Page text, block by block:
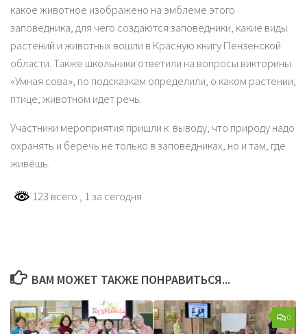
какое животное изображено на эмблеме этого
заповедника, для чего создаются заповедники, какие виды
растений и животных вошли в Красную книгу Пензенской
области. Также школьники ответили на вопросы викторины
«Умная сова», по подсказкам определили, о каком растении,
птице, животном идет речь.
Участники мероприятия пришли к выводу, что природу надо
охранять и беречь не только в заповедниках, но и там, где
живёшь.
123 всего , 1 за сегодня
ВАМ МОЖЕТ ТАКЖЕ ПОНРАВИТЬСЯ...
0